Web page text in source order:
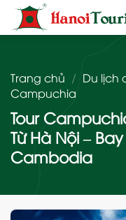
qua
nội
Trang chủ / Du lịch
Campuchia
Tour
Từ Hà Nội –
Cambodia